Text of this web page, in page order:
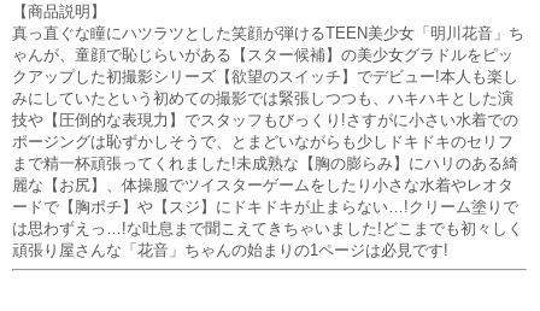
【商品説明】
真っ直ぐな瞳にハツラツとした笑顔が弾けるTEEN美少女「明川花音」ち
ゃんが、童顔で恥じらいがある【スター候補】の美少女グラドルをピッ
クアップした初撮影シリーズ【欲望のスイッチ】でデビュー!本人も楽し
みにしていたという初めての撮影では緊張しつつも、ハキハキとした演
技や【圧倒的な表現力】でスタッフもびっくり!さすがに小さい水着での
ポージングは恥ずかしそうで、とまどいながらも少しドキドキのセリフ
まで精一杯頑張ってくれました!未成熟な【胸の膨らみ】にハリのある綺
麗な【お尻】、体操服でツイスターゲームをしたり小さな水着やレオタ
ードで【胸ポチ】や【スジ】にドキドキが止まらない…!クリーム塗りで
は思わずえっ…!な吐息まで聞こえてきちゃいました!どこまでも初々しく
頑張り屋さんな「花音」ちゃんの始まりの1ページは必見です!